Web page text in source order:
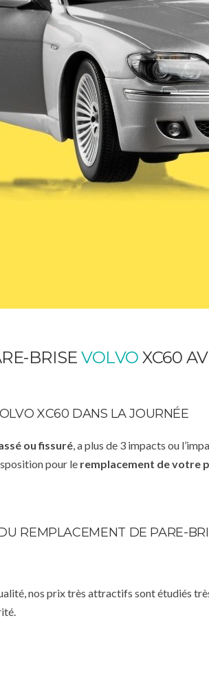
BRISEVOLVO XC60
XC60 DANS LA JOURNÉE
ou fissuré, a plus de 3 impacts ou
pour le remplacement de votre
REMPLACEMENT DE PARE-
nos prix très attractifs sont étudiés